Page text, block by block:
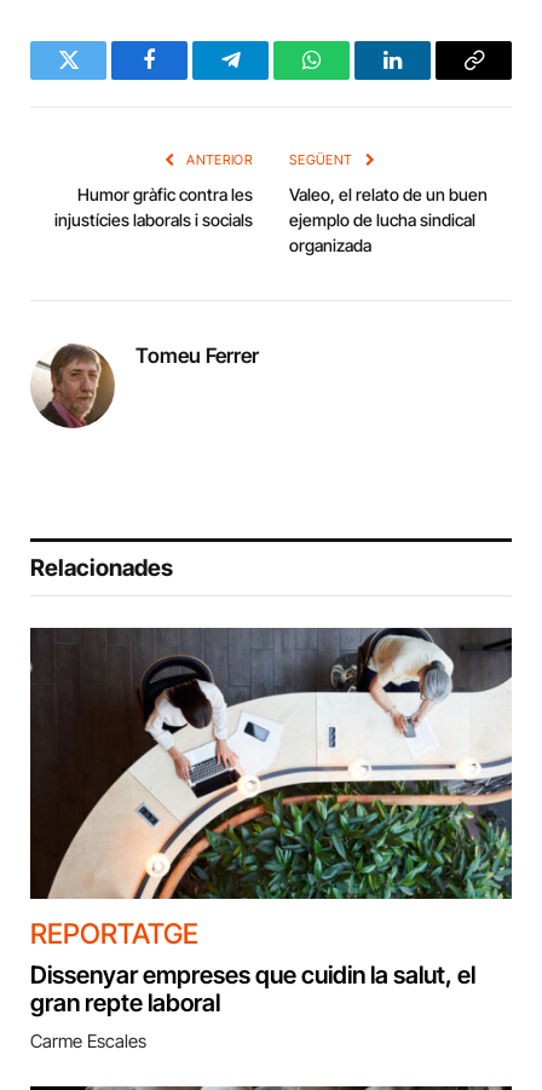
Twitter FacebookTelegramWhatsAppLinkedInCopy
ANTERIOR
Humor gràfic contra les
injustícies laborals i socials
SEGÜENT
Valeo, el relato de un buen
ejemplo de lucha sindical
organizada
Tomeu Ferrer
Relacionades
REPORTATGE
Dissenyar empreses que cuidin la salut, el
gran repte laboral
Carme Escales